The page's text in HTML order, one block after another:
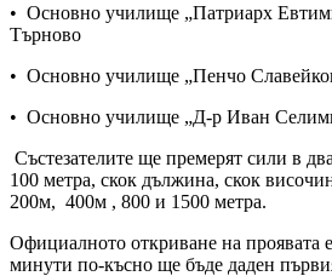
• Основно училище „Патриарх
Търново
• Основно училище „Пенчо
• Основно училище „Д-р Иван
Състезателите ще премерят сили в
100 метра, скок дължина, скок
200м, 400м , 800 и 1500 метра.
Официалното откриване на проявата
минути по-късно ще бъде даден